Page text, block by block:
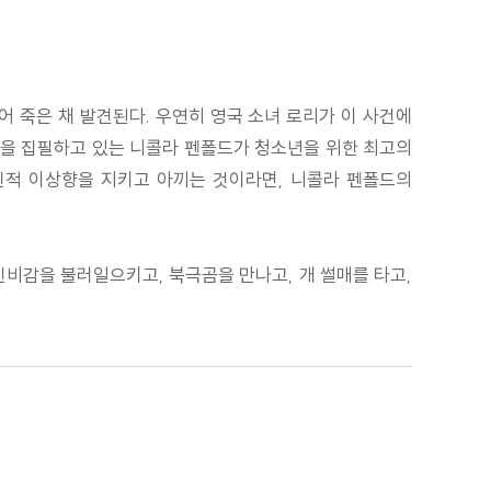
죽은 채 발견된다. 우연히 영국 소녀 로리가 이 사건에
집필하고 있는 니콜라 펜폴드가 청소년을 위한 최고의
이상향을 지키고 아끼는 것이라면, 니콜라 펜폴드의
감을 불러일으키고, 북극곰을 만나고, 개 썰매를 타고,